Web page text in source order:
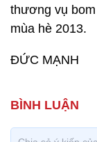
thương vụ
mùa hè 2013.
ĐỨC MẠNH